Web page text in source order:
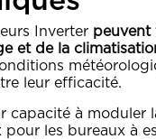
Inverter peuvent
et de la
leur efficacité.
capacité à moduler
pour les bureaux à